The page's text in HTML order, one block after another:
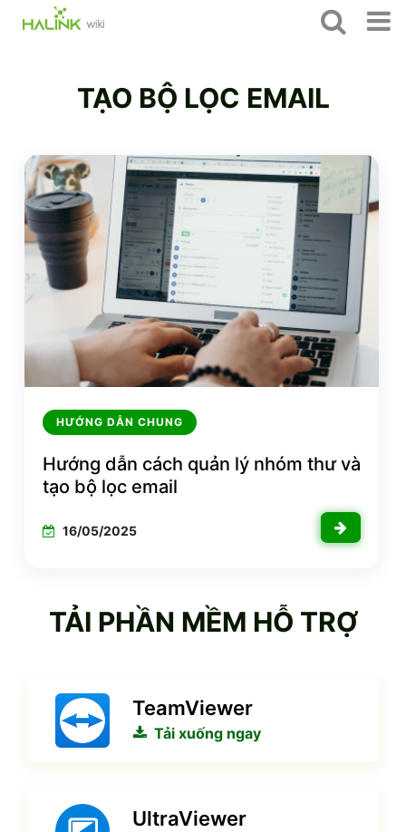
TẠO BỘ LỌC EMAIL
HƯỚNG DẪN CHUNG
Hướng dẫn cách quản lý nhóm thư và
tạo bộ lọc email
16/05/2025
TẢI PHẦN MỀM HỖ TRỢ
TeamViewer
Tải xuống ngay
UltraViewer